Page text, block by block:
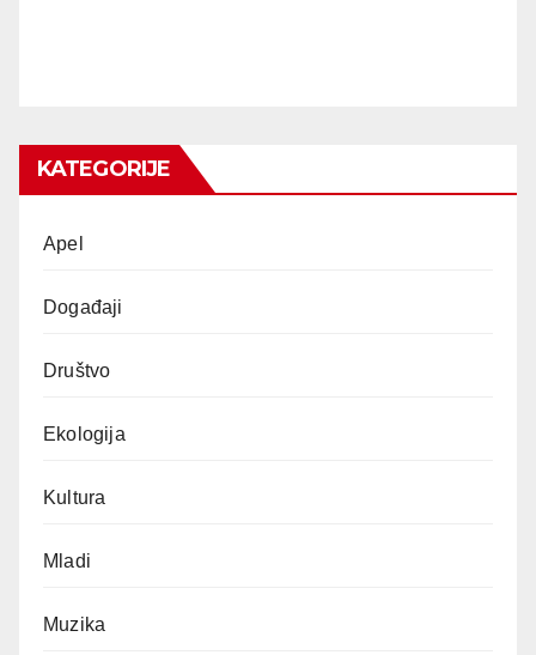
KATEGORIJE
Apel
Događaji
Društvo
Ekologija
Kultura
Mladi
Muzika